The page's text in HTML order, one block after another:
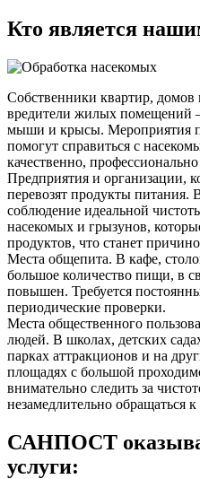
Кто является
Собственники квартир,
вредители жилых помещений
мыши и крысы. Мероприятия
помогут справиться с
качественно,
Предприятия и организации,
перевозят продукты питания.
соблюдение идеальной
насекомых и грызунов,
продуктов, что станет
Места общепита. В кафе,
большое количество пищи, в
повышен. Требуется
периодические проверки.
Места общественного
людей. В школах, детских
парках аттракционов и на
площадях с большой
внимательно следить за
незамедлительно обращаться
САНПОСТ
услуги: